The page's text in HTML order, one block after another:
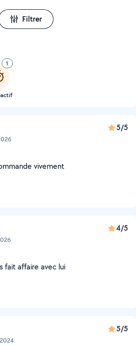
Filtrer
1
5/5
vivement
4/5
fait affaire avec lui
5/5